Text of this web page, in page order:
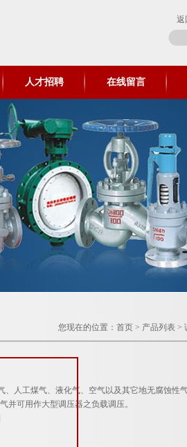
返
人才招聘 在线留言
您现在的位置： 首页 > 产品列表 >
、人工煤气、液化气、空气以及其它地无腐蚀性
并可用作大型调压器之负载调压。